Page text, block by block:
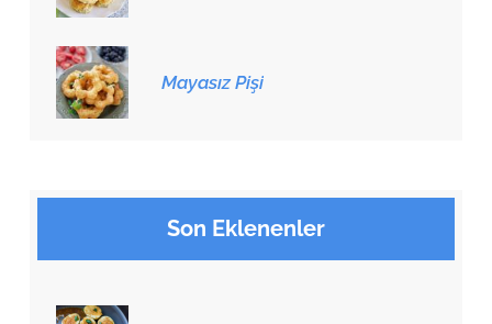
Mayasız Pişi
Son Eklenenler